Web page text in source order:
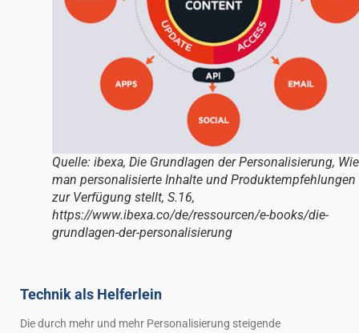
Quelle: ibexa, Die Grundlagen der Personalisierung, Wie
man personalisierte Inhalte und Produktempfehlungen
zur Verfügung stellt, S.16,
https://www.ibexa.co/de/ressourcen/e-books/die-
grundlagen-der-personalisierung
Technik als Helferlein
Die durch mehr und mehr Personalisierung steigende